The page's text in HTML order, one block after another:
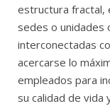
estructura fractal,
sedes o unidades
interconectadas
acercarse lo
empleados para
su calidad de